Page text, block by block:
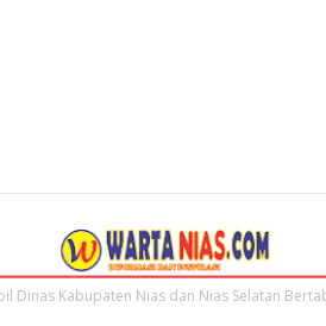
Dinas Kabupaten Nias dan Nias Selatan